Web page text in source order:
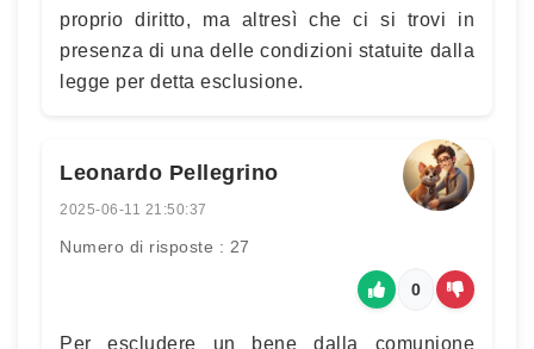
proprio diritto, ma altresì che ci si trovi in
presenza di una delle condizioni statuite dalla
legge per detta esclusione.
Leonardo Pellegrino
2025-06-11 21:50:37
Numero di risposte : 27
0
Per escludere un bene dalla comunione